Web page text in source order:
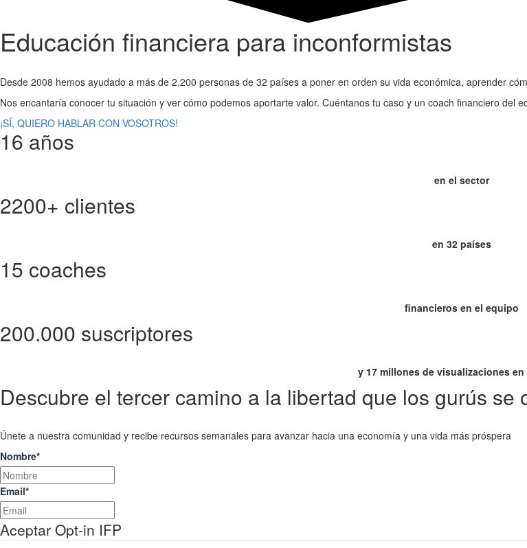
Educación financiera para inconformistas
Desde 2008 hemos ayudado a más de 2.200 personas de 32 países a poner en orden su vida económica, aprender
Nos encantaría conocer tu situación y ver cómo podemos aportarte valor. Cuéntanos tu caso y un coach financiero del
¡SÍ, QUIERO HABLAR CON VOSOTROS!
16 años
en el sector
2200+ clientes
en 32 países
15 coaches
financieros en el equipo
200.000 suscriptores
y 17 millones de visualizaciones en
Descubre el tercer camino a la libertad que los gurús se
Únete a nuestra comunidad y recibe recursos semanales para avanzar hacia una economía y una vida más próspera
Nombre*
Email*
Aceptar Opt-in IFP